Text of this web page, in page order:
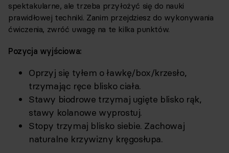
spektakularne, ale trzeba przyłożyć się do nauki
prawidłowej techniki. Zanim przejdziesz do wykonywania
ćwiczenia, zwróć uwagę na te kilka punktów.
Pozycja wyjściowa:
Oprzyj się tyłem o ławkę/box/krzesło,
trzymając ręce blisko ciała.
Stawy biodrowe trzymaj ugięte blisko rąk,
stawy kolanowe wyprostuj.
Stopy trzymaj blisko siebie. Zachowaj
naturalne krzywizny kręgosłupa.